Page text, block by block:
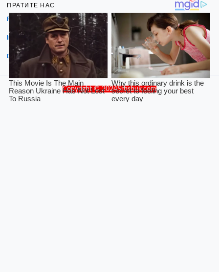
ПРАТИТЕ НАС
Facebook
Instagram
Dribbble
Copyright © 2024Srbsbuk.com